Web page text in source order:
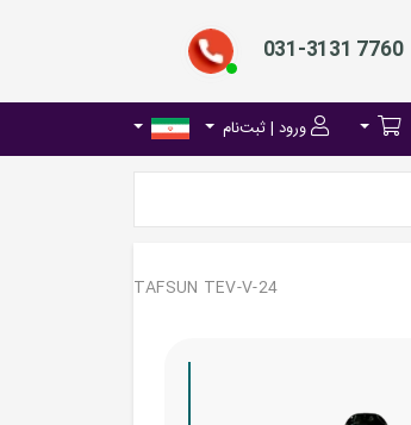
031-3131 7760
ورود | ثبت‌نام
TAFSUN TEV-V-24